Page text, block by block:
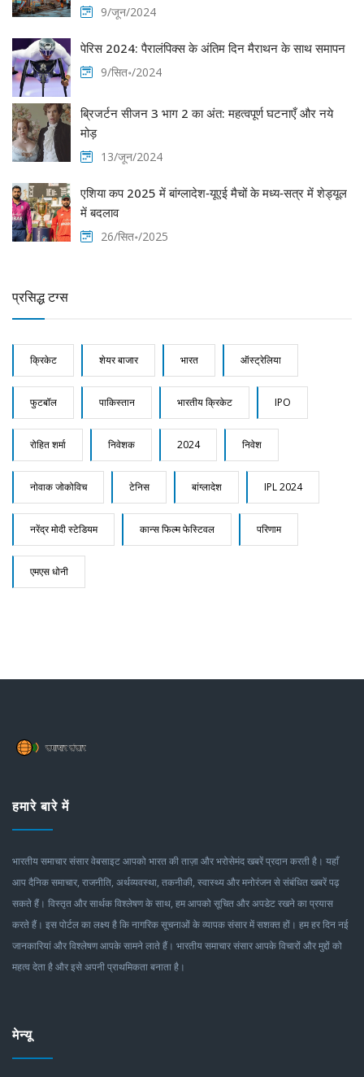
9/जून/2024
पेरिस 2024: पैरालंपिक्स के अंतिम दिन मैराथन के साथ समापन
9/सित॰/2024
ब्रिजर्टन सीजन 3 भाग 2 का अंत: महत्वपूर्ण घटनाएँ और नये
मोड़
13/जून/2024
एशिया कप 2025 में बांग्लादेश‑यूएई मैचों के मध्य‑सत्र में शेड्यूल
में बदलाव
26/सित॰/2025
प्रसिद्ध टग्स
क्रिकेट शेयर बाजार भारत ऑस्ट्रेलिया
फुटबॉल पाकिस्तान भारतीय क्रिकेट IPO
रोहित शर्मा निवेशक 2024 निवेश
नोवाक जोकोविच टेनिस बांग्लादेश IPL 2024
नरेंद्र मोदी स्टेडियम कान्स फिल्म फेस्टिवल परिणाम
एमएस धोनी
हमारे बारे में
भारतीय समाचार संसार वेबसाइट आपको भारत की ताज़ा और भरोसेमंद खबरें प्रदान करती है। यहाँ
आप दैनिक समाचार, राजनीति, अर्थव्यवस्था, तकनीकी, स्वास्थ्य और मनोरंजन से संबंधित खबरें पढ़
सकते हैं। विस्तृत और सार्थक विश्लेषण के साथ, हम आपको सूचित और अपडेट रखने का प्रयास
करते हैं। इस पोर्टल का लक्ष्य है कि नागरिक सूचनाओं के व्यापक संसार में सशक्त हों। हम हर दिन नई
जानकारियां और विश्लेषण आपके सामने लाते हैं। भारतीय समाचार संसार आपके विचारों और मुद्दों को
महत्व देता है और इसे अपनी प्राथमिकता बनाता है।
मेन्यू